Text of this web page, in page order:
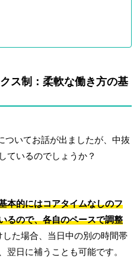
ス制：柔軟な働き方の基
ついてお話が出ましたが、中抜
ているのでしょうか？
本的にはコアタイムなしのフ
るので、各自のペースで調整
た場合、当日中の別の時間帯
翌日に補うことも可能です。